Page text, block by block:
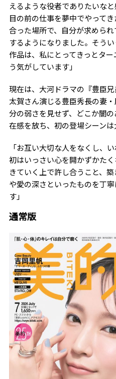
えるような役者でありたいな
目の前の仕事を夢中でやって
合った場所で、自分が求めら
するようになりました。そう
作品は、私にとってきっとタ
う気がしています」
現在は、大河ドラマの『豊臣
太賀さん演じる豊臣秀長の妻
分の弱さを見せず、どこか闇
在感を放ち、初の登場シーンは
「お互い大切な人をなくし、
初はいっさい心を開かずかた
きていく上で許し合うこと、
や愛の深さといったものを丁
す」
通常版